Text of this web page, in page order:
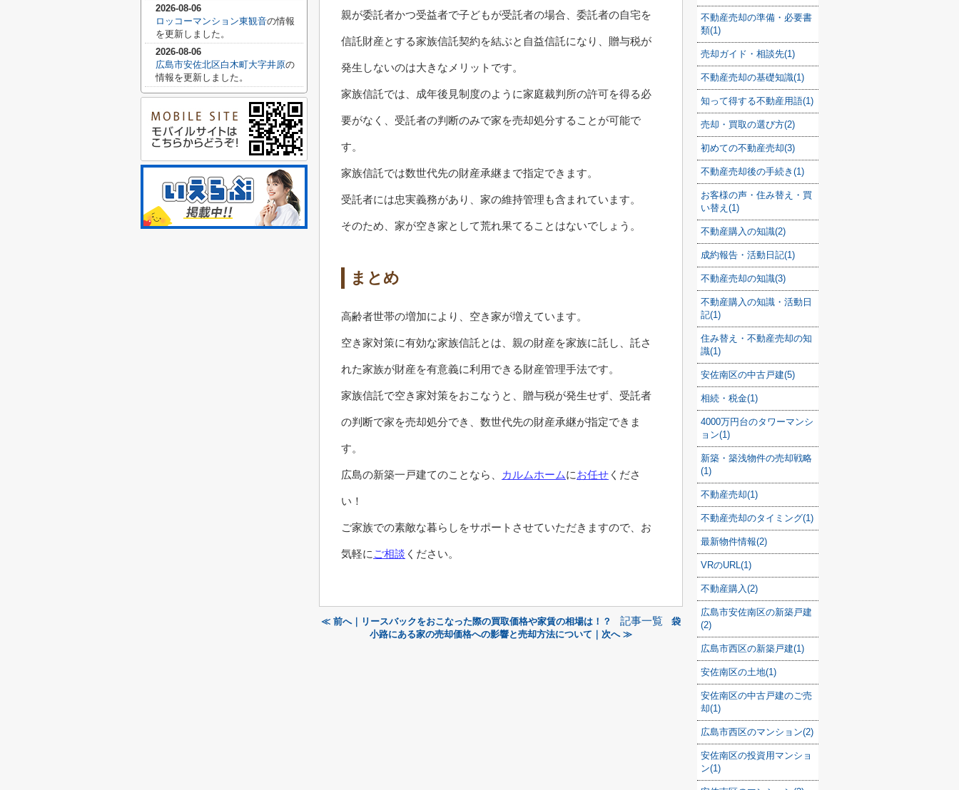
親が委託者かつ受益者で子どもが受託者の場合、委託者の自宅を
信託財産とする家族信託契約を結ぶと自益信託になり、贈与税が
発生しないのは大きなメリットです。
家族信託では、成年後見制度のように家庭裁判所の許可を得る必
要がなく、受託者の判断のみで家を売却処分することが可能で
す。
家族信託では数世代先の財産承継まで指定できます。
受託者には忠実義務があり、家の維持管理も含まれています。
そのため、家が空き家として荒れ果てることはないでしょう。
まとめ
高齢者世帯の増加により、空き家が増えています。
空き家対策に有効な家族信託とは、親の財産を家族に託し、託さ
れた家族が財産を有意義に利用できる財産管理手法です。
家族信託で空き家対策をおこなうと、贈与税が発生せず、受託者
の判断で家を売却処分でき、数世代先の財産承継が指定できま
す。
広島の新築一戸建てのことなら、 カルムホームにお任せ くださ
い！
ご家族での素敵な暮らしをサポートさせていただきますので、お
気軽に ご相談 ください。
≪ 前へ｜リースバックをおこなった際の買取価格や家賃の相場は！？ 記事一覧
袋
小路にある家の売却価格への影響と売却方法について｜次へ ≫
不動産売却の準備・必要書
類(1)
売却ガイド・相談先(1)
不動産売却の基礎知識(1)
知って得する不動産用語(1)
売却・買取の選び方(2)
初めての不動産売却(3)
不動産売却後の手続き(1)
お客様の声・住み替え・買
い替え(1)
不動産購入の知識(2)
成約報告・活動日記(1)
不動産売却の知識(3)
不動産購入の知識・活動日
記(1)
住み替え・不動産売却の知
識(1)
安佐南区の中古戸建(5)
相続・税金(1)
4000万円台のタワーマンシ
ョン(1)
新築・築浅物件の売却戦略
(1)
不動産売却(1)
不動産売却のタイミング(1)
最新物件情報(2)
VRのURL(1)
不動産購入(2)
広島市安佐南区の新築戸建
(2)
広島市西区の新築戸建(1)
安佐南区の土地(1)
安佐南区の中古戸建のご売
却(1)
広島市西区のマンション(2)
安佐南区の投資用マンショ
ン(1)
2026-08-06
ロッコーマンション東観音の情報
を更新しました。
2026-08-06
広島市安佐北区白木町大字井原の
情報を更新しました。